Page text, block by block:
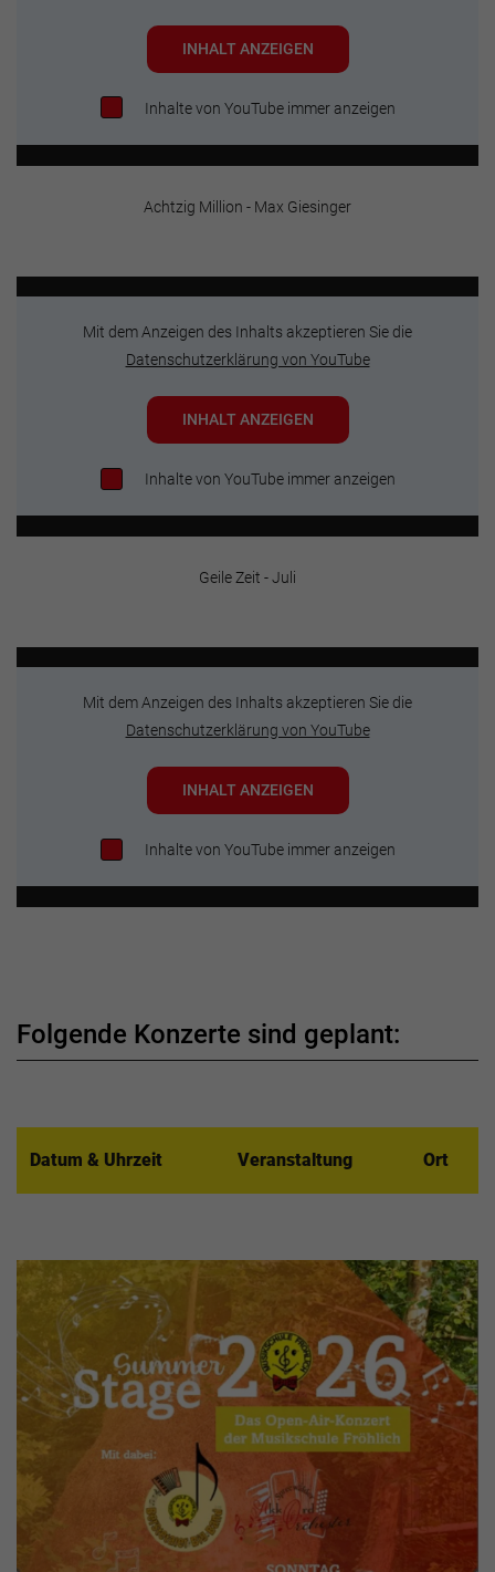
INHALT ANZEIGEN
Inhalte von YouTube immer anzeigen
Achtzig Million - Max Giesinger
Mit dem Anzeigen des Inhalts akzeptieren Sie die
Datenschutzerklärung von YouTube
INHALT ANZEIGEN
Inhalte von YouTube immer anzeigen
Geile Zeit - Juli
Mit dem Anzeigen des Inhalts akzeptieren Sie die
Datenschutzerklärung von YouTube
INHALT ANZEIGEN
Inhalte von YouTube immer anzeigen
Folgende Konzerte sind geplant:
Datum & Uhrzeit Veranstaltung Ort